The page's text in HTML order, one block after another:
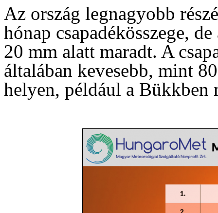
Az ország legnagyobb
hónap csapadékösszege,
20 mm alatt maradt. A
általában kevesebb, mint
helyen, például a Bükkben